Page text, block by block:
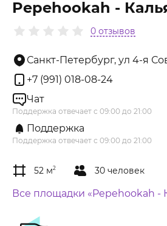
Pepehookah -
0 отзывов
Санкт-Петербург, ул 4-я
+7 (991) 018-08-24
Чат
Поддержка отвечает с 09:00 до 21:00
Поддержка
Поддержка отвечает с 09:00 до 21:00
52 м2 30 человек
Все площадки «Pepehookah -